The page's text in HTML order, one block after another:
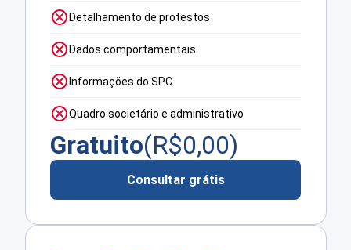
Detalhamento de protestos
Dados comportamentais
Informações do SPC
Quadro societário e administrativo
Gratuito(R$0,00)
Consultar grátis